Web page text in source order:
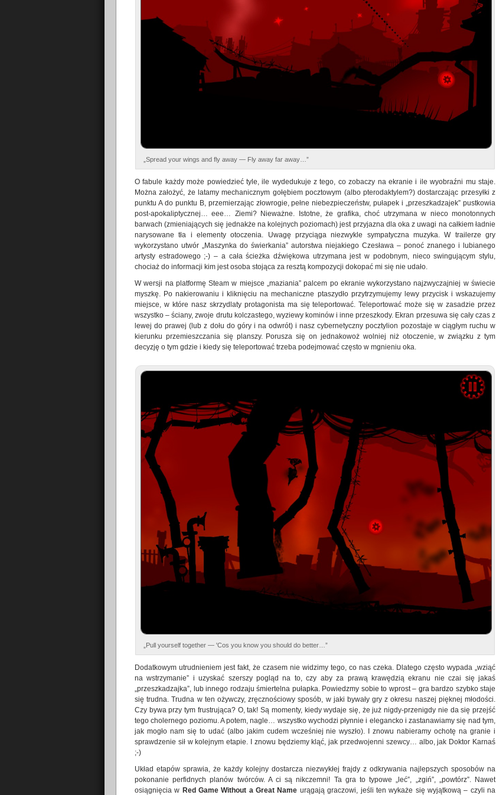
„Spread your wings and fly away — Fly away far away…”
O fabule każdy może powiedzieć tyle, ile wydedukuje z tego, co zobaczy na ekranie i ile wyobraźni mu staje.
Można założyć, że latamy mechanicznym gołębiem pocztowym (albo pterodaktylem?) dostarczając przesyłki z
punktu A do punktu B, przemierzając złowrogie, pełne niebezpieczeństw, pułapek i „przeszkadzajek” pustkowia
post-apokaliptycznej… eee… Ziemi? Nieważne. Istotne, że grafika, choć utrzymana w nieco monotonnych
barwach (zmieniających się jednakże na kolejnych poziomach) jest przyjazna dla oka z uwagi na całkiem ładnie
narysowane tła i elementy otoczenia. Uwagę przyciąga niezwykle sympatyczna muzyka. W trailerze gry
wykorzystano utwór „Maszynka do świerkania” autorstwa niejakiego Czesława – ponoć znanego i lubianego
artysty estradowego ;-) – a cała ścieżka dźwiękowa utrzymana jest w podobnym, nieco swingującym stylu,
chociaż do informacji kim jest osoba stojąca za resztą kompozycji dokopać mi się nie udało.
W wersji na platformę Steam w miejsce „maziania” palcem po ekranie wykorzystano najzwyczajniej w świecie
myszkę. Po nakierowaniu i kliknięciu na mechaniczne ptaszydło przytrzymujemy lewy przycisk i wskazujemy
miejsce, w które nasz skrzydlaty protagonista ma się teleportować. Teleportować może się w zasadzie przez
wszystko – ściany, zwoje drutu kolczastego, wyziewy kominów i inne przeszkody. Ekran przesuwa się cały czas z
lewej do prawej (lub z dołu do góry i na odwrót) i nasz cybernetyczny pocztylion pozostaje w ciągłym ruchu w
kierunku przemieszczania się planszy. Porusza się on jednakowoż wolniej niż otoczenie, w związku z tym
decyzję o tym gdzie i kiedy się teleportować trzeba podejmować często w mgnieniu oka.
„Pull yourself together — 'Cos you know you should do better…”
Dodatkowym utrudnieniem jest fakt, że czasem nie widzimy tego, co nas czeka. Dlatego często wypada „wziąć
na wstrzymanie” i uzyskać szerszy pogląd na to, czy aby za prawą krawędzią ekranu nie czai się jakaś
„przeszkadzajka”, lub innego rodzaju śmiertelna pułapka. Powiedzmy sobie to wprost – gra bardzo szybko staje
się trudna. Trudna w ten ożywczy, zręcznościowy sposób, w jaki bywały gry z okresu naszej pięknej młodości.
Czy bywa przy tym frustrująca? O, tak! Są momenty, kiedy wydaje się, że już nigdy-przenigdy nie da się przejść
tego cholernego poziomu. A potem, nagle… wszystko wychodzi płynnie i elegancko i zastanawiamy się nad tym,
jak mogło nam się to udać (albo jakim cudem wcześniej nie wyszło). I znowu nabieramy ochotę na granie i
sprawdzenie sił w kolejnym etapie. I znowu będziemy kląć, jak przedwojenni szewcy… albo, jak Doktor Karnaś
;-)
Układ etapów sprawia, że każdy kolejny dostarcza niezwykłej frajdy z odkrywania najlepszych sposobów na
pokonanie perfidnych planów twórców. A ci są nikczemni! Ta gra to typowe „leć”, „zgiń”, „powtórz”. Nawet
osiągnięcia w Red Game Without a Great Name urągają graczowi, jeśli ten wykaże się wyjątkową – czyli na